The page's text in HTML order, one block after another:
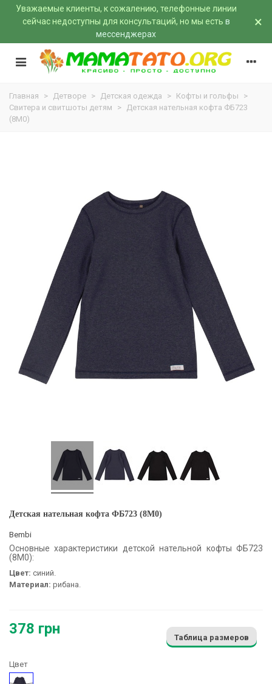
Уважаемые клиенты, к сожалению, телефонные линии
сейчас недоступны для консультаций, но мы есть в
мессенджерах
×
Главная > Детворе > Детская одежда > Кофты и гольфы
>
Свитера и свитшоты детям
> Детская нательная кофта ФБ723
(8M0)
Детская нательная кофта ФБ723 (8M0)
Bembi
Основные характеристики детской нательной кофты ФБ723
(8M0):
Цвет: синий.
Материал: рибана.
378 грн
Таблица размеров
Цвет
Синий